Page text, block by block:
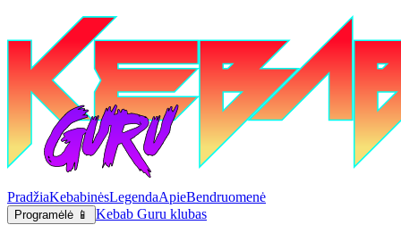
PradžiaKebabinėsLegendaApieBendruomenė
Programėlė 📱 Kebab Guru klubas